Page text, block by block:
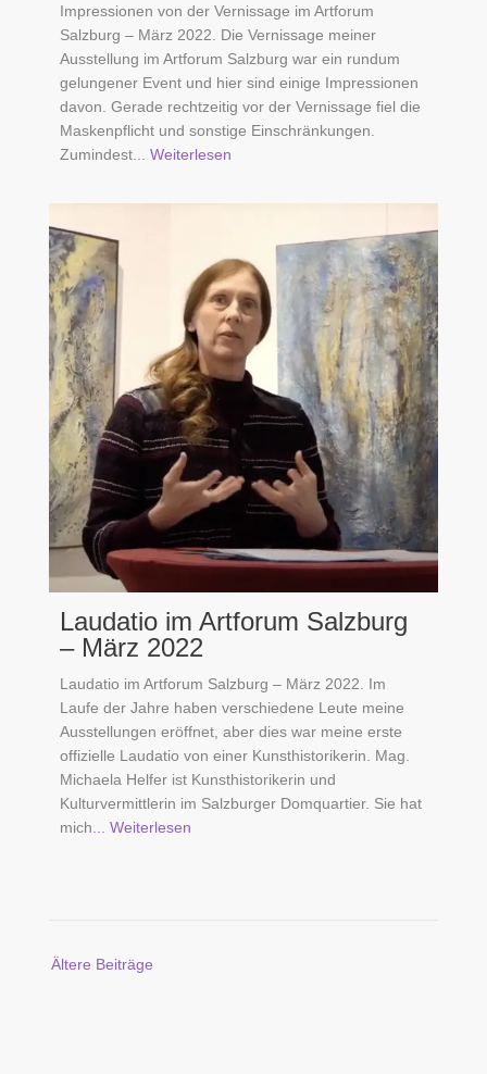
Impressionen von der Vernissage im Artforum
Salzburg – März 2022. Die Vernissage meiner
Ausstellung im Artforum Salzburg war ein rundum
gelungener Event und hier sind einige Impressionen
davon. Gerade rechtzeitig vor der Vernissage fiel die
Maskenpflicht und sonstige Einschränkungen.
Zumindest ... Weiterlesen
Laudatio im Artforum Salzburg
– März 2022
Laudatio im Artforum Salzburg – März 2022. Im
Laufe der Jahre haben verschiedene Leute meine
Ausstellungen eröffnet, aber dies war meine erste
offizielle Laudatio von einer Kunsthistorikerin. Mag.
Michaela Helfer ist Kunsthistorikerin und
Kulturvermittlerin im Salzburger Domquartier. Sie hat
mich ... Weiterlesen
Beitragsnavigation
Ältere Beiträge